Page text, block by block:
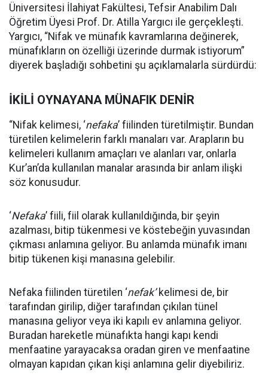
Üniversitesi İlahiyat Fakültesi, Tefsir Anabilim Dalı
Öğretim Üyesi Prof. Dr. Atilla Yargıcı ile gerçekleşti.
Yargıcı, “Nifak ve münafık kavramlarına değinerek,
münafıkların on özelliği üzerinde durmak istiyorum”
diyerek başladığı sohbetini şu açıklamalarla sürdürdü:
İKİLİ OYNAYANA MÜNAFIK DENİR
“Nifak kelimesi, ‘nefaka’ fiilinden türetilmiştir. Bundan
türetilen kelimelerin farklı manaları var. Arapların bu
kelimeleri kullanım amaçları ve alanları var, onlarla
Kur’an’da kullanılan manalar arasında bir anlam ilişki
söz konusudur.
‘Nefaka’ fiili, fiil olarak kullanıldığında, bir şeyin
azalması, bitip tükenmesi ve köstebeğin yuvasından
çıkması anlamına geliyor. Bu anlamda münafık imanı
bitip tükenen kişi manasına gelebilir.
Nefaka fiilinden türetilen ‘nefak’kelimesi de, bir
tarafından girilip, diğer tarafından çıkılan tünel
manasına geliyor veya iki kapılı ev anlamına geliyor.
Buradan hareketle münafıkta hangi kapı kendi
menfaatine yarayacaksa oradan giren ve menfaatine
olmayan kapıdan çıkan kişi anlamına gelir diyebiliriz.